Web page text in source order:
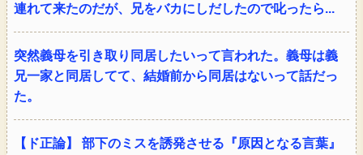
連れて来たのだが、兄をバカにしだしたので叱ったら...
突然義母を引き取り同居したいって言われた。義母は義
兄一家と同居してて、結婚前から同居はないって話だっ
た。
【ド正論】 部下のミスを誘発させる『原因となる言葉』